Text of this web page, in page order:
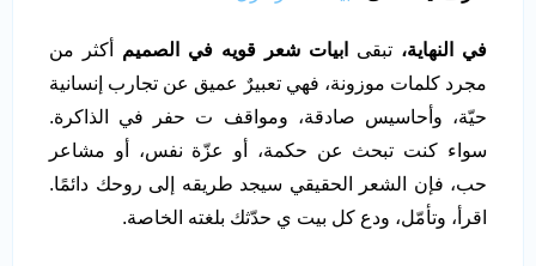
في النهاية، تبقى ابيات شعر قويه في الصميم أكثر من
مجرد كلمات موزونة، فهي تعبيرٌ عميق عن تجارب إنسانية
حيّة، وأحاسيس صادقة، ومواقف ت حفر في الذاكرة.
سواء كنت تبحث عن حكمة، أو عزّة نفس، أو مشاعر
حب، فإن الشعر الحقيقي سيجد طريقه إلى روحك دائمًا.
اقرأ، وتأمّل، ودع كل بيت ي حدّثك بلغته الخاصة.